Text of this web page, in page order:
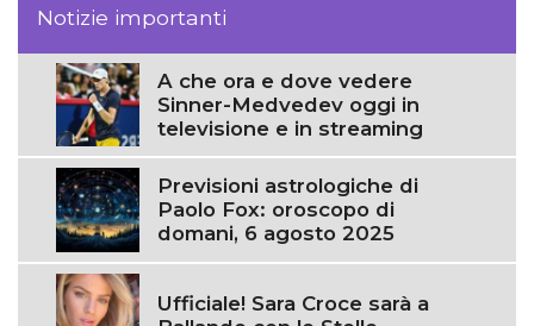
Notizie importanti
A che ora e dove vedere
Sinner-Medvedev oggi in
televisione e in streaming
Previsioni astrologiche di
Paolo Fox: oroscopo di
domani, 6 agosto 2025
Ufficiale! Sara Croce sarà a